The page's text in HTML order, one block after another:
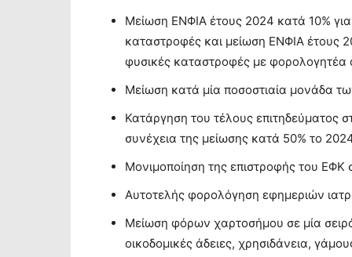
Μείωση ΕΝΦΙΑ έτους 2024 κατά 10%
καταστροφές και μείωση ΕΝΦΙΑ έτους
φυσικές καταστροφές με
Μείωση κατά μία ποσοστιαία μονάδα
Κατάργηση του τέλους επιτηδεύματος
συνέχεια της μείωσης κατά 50% το
Μονιμοποίηση της επιστροφής του
Αυτοτελής φορολόγηση εφημεριών
Μείωση φόρων χαρτοσήμου σε μία
οικοδομικές άδειες, χρησιδάνεια,